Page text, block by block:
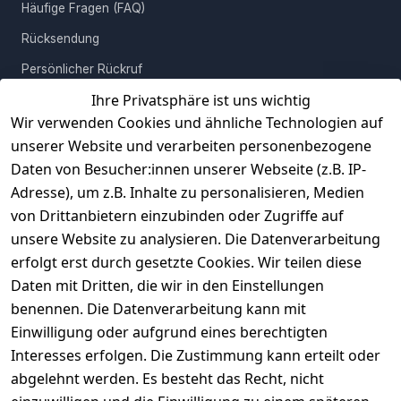
Ihre Privatsphäre ist uns wichtig
Wir verwenden Cookies und ähnliche Technologien auf
unserer Website und verarbeiten personenbezogene
Daten von Besucher:innen unserer Webseite (z.B. IP-
Adresse), um z.B. Inhalte zu personalisieren, Medien
von Drittanbietern einzubinden oder Zugriffe auf
unsere Website zu analysieren. Die Datenverarbeitung
erfolgt erst durch gesetzte Cookies. Wir teilen diese
Daten mit Dritten, die wir in den Einstellungen
benennen. Die Datenverarbeitung kann mit
Einwilligung oder aufgrund eines berechtigten
Interesses erfolgen. Die Zustimmung kann erteilt oder
abgelehnt werden. Es besteht das Recht, nicht
Häufige Fragen (FAQ)
Rücksendung
Persönlicher Rückruf
Erfahrungen
Vertrag widerrufen
INFORMATIONEN
Widerrufsrecht
Datenschutz
Unser Unternehmen
Charity & Wohltätigkeit